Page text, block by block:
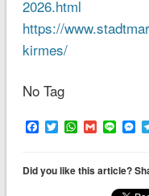
2026.html
https://
kirmes/
No Tag
Facebook
TwitterWhatsApp
Gmail
Line
Did you like this article?